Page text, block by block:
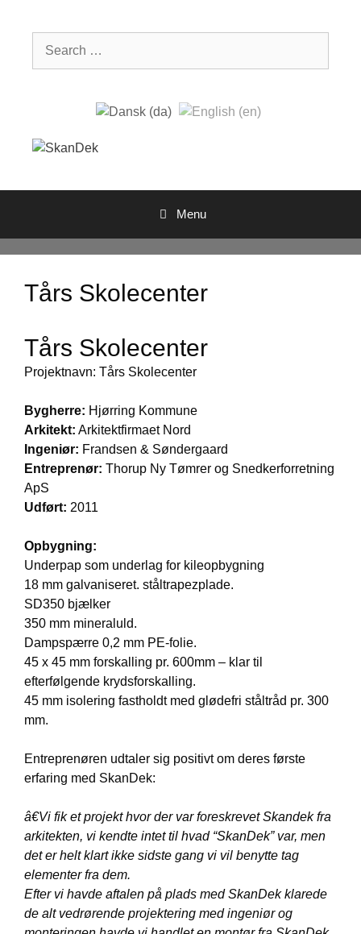
Menu
Tårs Skolecenter
Tårs Skolecenter
Projektnavn: Tårs Skolecenter
Bygherre: Hjørring Kommune
Arkitekt: Arkitektfirmaet Nord
Ingeniør: Frandsen & Søndergaard
Entreprenør: Thorup Ny Tømrer og Snedkerforretning
ApS
Udført: 2011
Opbygning:
Underpap som underlag for kileopbygning
18 mm galvaniseret. ståltrapezplade.
SD350 bjælker
350 mm mineraluld.
Dampspærre 0,2 mm PE-folie.
45 x 45 mm forskalling pr. 600mm – klar til
efterfølgende krydsforskalling.
45 mm isolering fastholdt med glødefri ståltråd pr. 300
mm.
Entreprenøren udtaler sig positivt om deres første
erfaring med SkanDek:
â€Vi fik et projekt hvor der var foreskrevet Skandek fra
arkitekten, vi kendte intet til hvad “SkanDek” var, men
det er helt klart ikke sidste gang vi vil benytte tag
elementer fra dem.
Efter vi havde aftalen på plads med SkanDek klarede
de alt vedrørende projektering med ingeniør og